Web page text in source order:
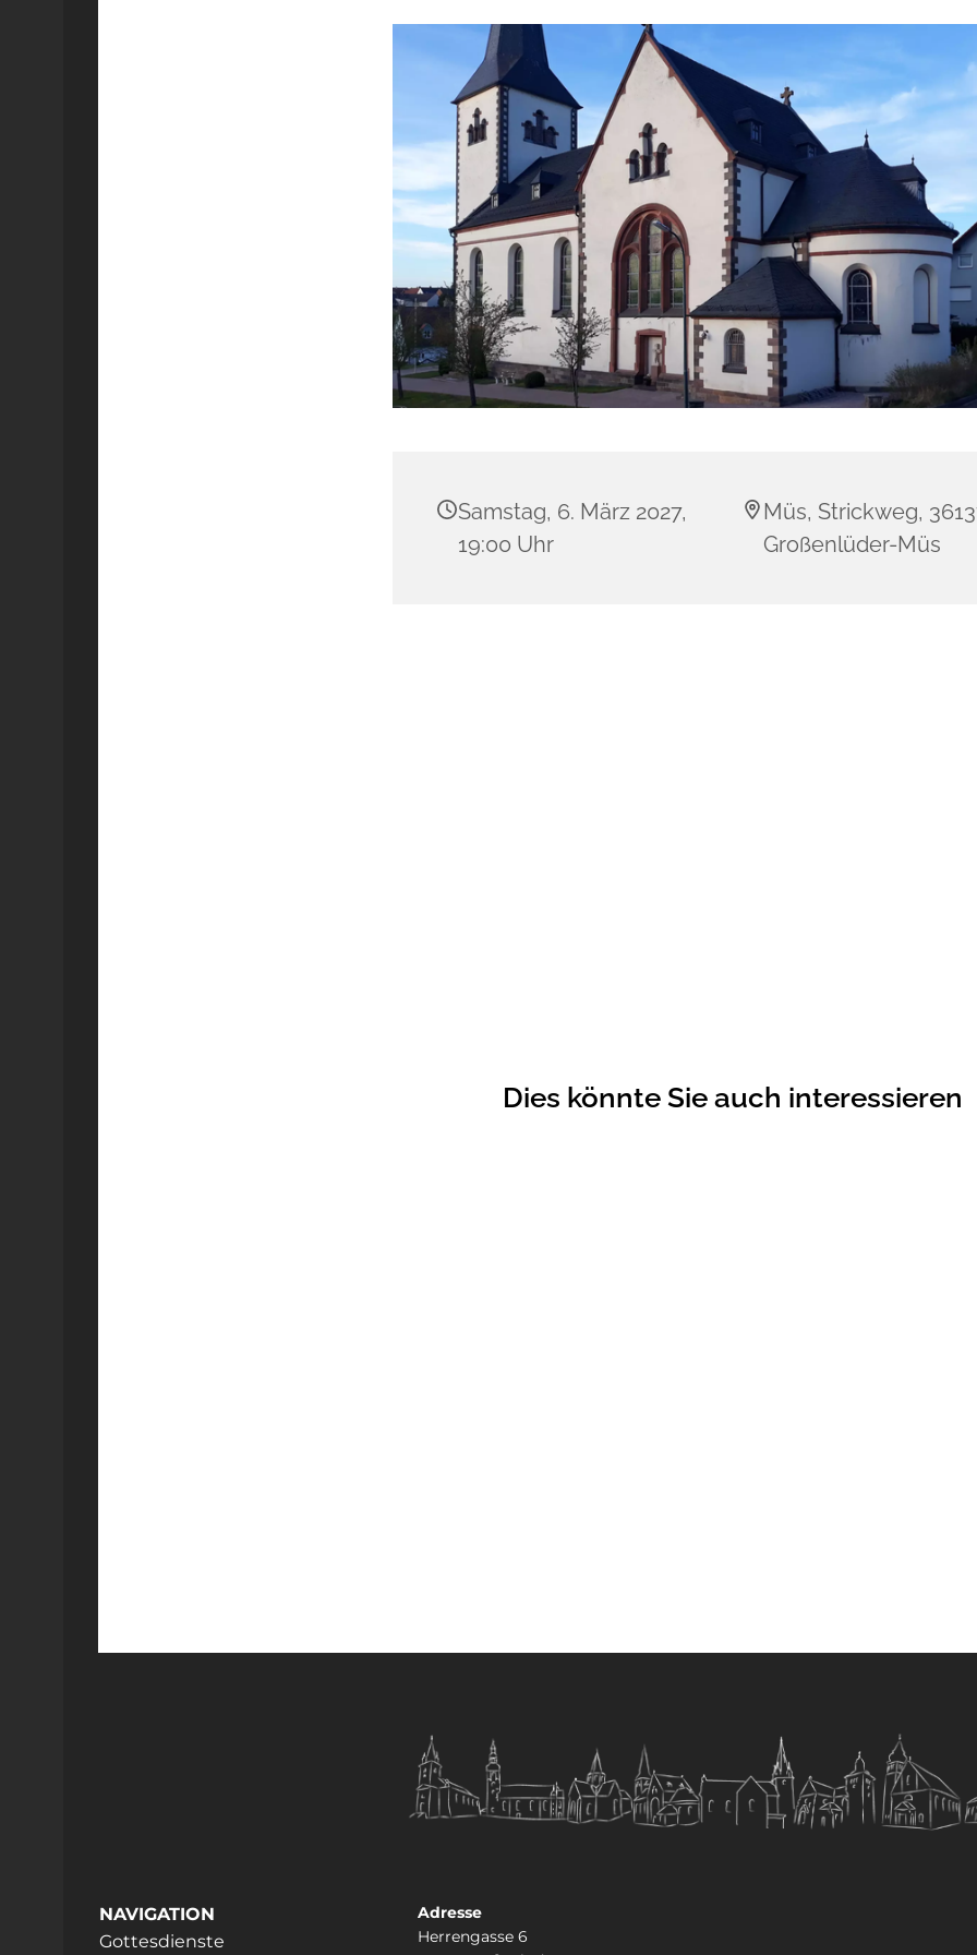
Samstag, 6. März 2027,
19:00 Uhr
Müs, Strickweg,
Großenlüder-Müs
Dies könnte Sie auch interessieren
NAVIGATION
Gottesdienste
Adresse
Herrengasse 6